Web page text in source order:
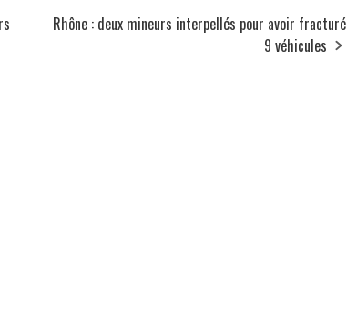
Rhône : deux mineurs interpellés pour avoir fracturé
9 véhicules